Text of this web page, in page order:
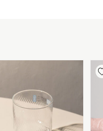
Add wishlist